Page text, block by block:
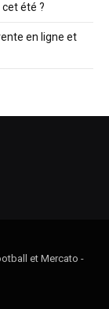
été ?
en ligne et
et Mercato -